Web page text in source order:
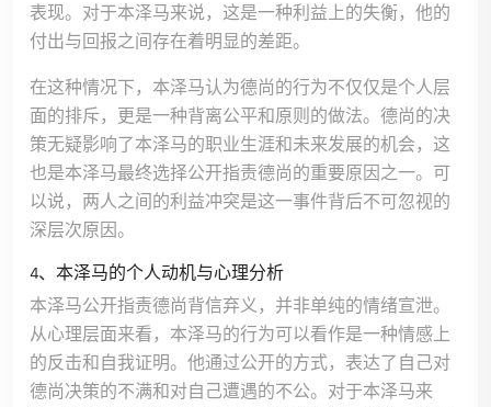
表现。对于本泽马来说，这是一种利益上的失衡，他的
付出与回报之间存在着明显的差距。
在这种情况下，本泽马认为德尚的行为不仅仅是个人层
面的排斥，更是一种背离公平和原则的做法。德尚的决
策无疑影响了本泽马的职业生涯和未来发展的机会，这
也是本泽马最终选择公开指责德尚的重要原因之一。可
以说，两人之间的利益冲突是这一事件背后不可忽视的
深层次原因。
4、本泽马的个人动机与心理分析
本泽马公开指责德尚背信弃义，并非单纯的情绪宣泄。
从心理层面来看，本泽马的行为可以看作是一种情感上
的反击和自我证明。他通过公开的方式，表达了自己对
德尚决策的不满和对自己遭遇的不公。对于本泽马来